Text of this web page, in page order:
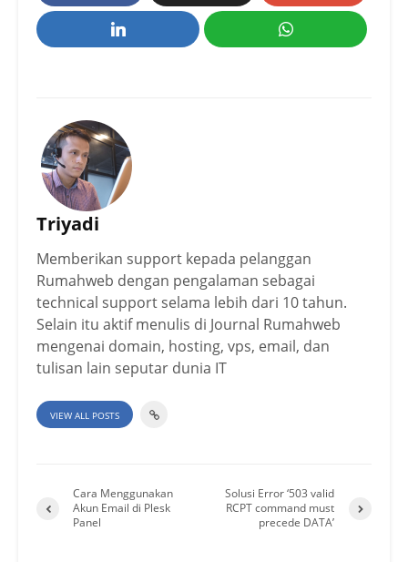
Triyadi
Memberikan support kepada pelanggan
Rumahweb dengan pengalaman sebagai
technical support selama lebih dari 10 tahun.
Selain itu aktif menulis di Journal Rumahweb
mengenai domain, hosting, vps, email, dan
tulisan lain seputar dunia IT
VIEW ALL POSTS
Cara Menggunakan
Akun Email di Plesk
Panel
Solusi Error ‘503 valid
RCPT command must
precede DATA’